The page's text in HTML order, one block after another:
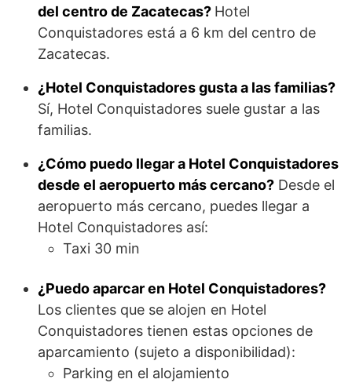
del centro de Zacatecas? Hotel
Conquistadores está a 6 km del centro de
Zacatecas.
¿Hotel Conquistadores gusta a las familias?
Sí, Hotel Conquistadores suele gustar a las
familias.
¿Cómo puedo llegar a Hotel Conquistadores
desde el aeropuerto más cercano? Desde el
aeropuerto más cercano, puedes llegar a
Hotel Conquistadores así:
Taxi 30 min
¿Puedo aparcar en Hotel Conquistadores?
Los clientes que se alojen en Hotel
Conquistadores tienen estas opciones de
aparcamiento (sujeto a disponibilidad):
Parking en el alojamiento